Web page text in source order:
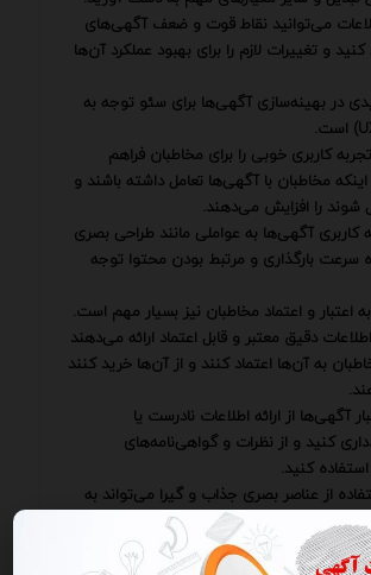
می‌توانید نقاط قوت و ضعف آگهی‌های
و تغییرات لازم را برای بهبود عملکرد آن‌ها
در بهینه‌سازی آگهی‌ها برای سئو توجه به
کاربری خوبی را برای مخاطبان فراهم
مخاطبان با آگهی‌ها تعامل داشته باشند و
شوند را افزایش می‌دهند.
کاربری آگهی‌ها به عواملی مانند طراحی بصری
سرعت بارگذاری و مرتبط بودن محتوا توجه
و اعتماد مخاطبان نیز بسیار مهم است.
دقیق معتبر و قابل اعتماد ارائه می‌دهند
به آن‌ها اعتماد کنند و از آن‌ها خرید کنند
آگهی‌ها از ارائه اطلاعات نادرست یا
کنید و از نظرات و گواهی‌نامه‌های
کنید.
از عناصر بصری جذاب و گیرا می‌تواند به
کمک کند.
با کیفیت و مرتبط استفاده کنید و طراحی